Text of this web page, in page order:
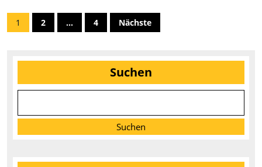
Seitennummerierung
der
1 2 … 4 Nächste
Suchen
Suchen